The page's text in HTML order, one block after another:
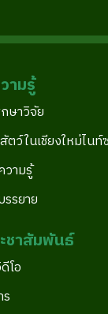
ามรู้
ษาวิจัย
ตว์ในเชียงใหม่ไนท์
วามรู้
รรยาย
ชาสัมพันธ์
โอ